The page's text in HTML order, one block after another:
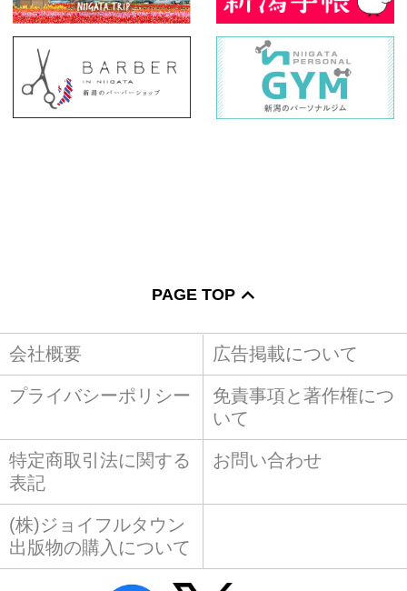
PAGE TOP
会社概要 広告掲載について
プライバシーポリシー
免責事項と著作権につ
いて
特定商取引法に関する
表記
お問い合わせ
(株)ジョイフルタウン
出版物の購入について